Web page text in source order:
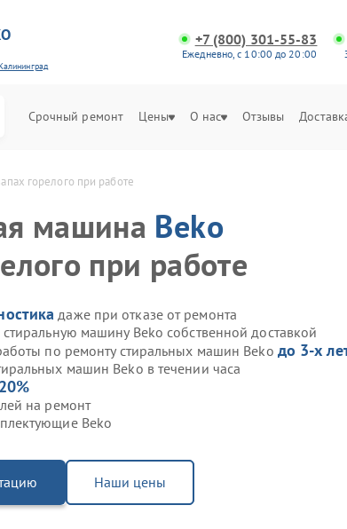
+7 (800) 301-55-83
Ежедневно, с 10:00 до 20:00
Срочный ремонт Цены О нас Отзывы
горелого при работе
машина Beko
при работе
даже при отказе от ремонта
машину Beko собственной доставкой
по ремонту стиральных машин Beko до 3-х
машин Beko в течении часа
20%
на ремонт
Beko
Наши цены